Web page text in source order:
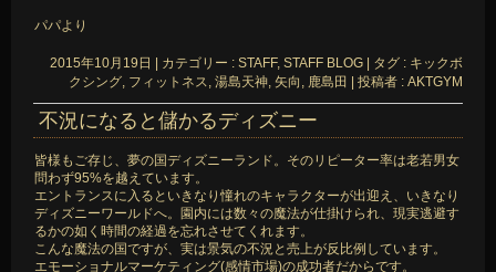
パパより
2015年10月19日 | カテゴリー : STAFF, STAFF BLOG | タグ : キックボ
クシング, フィットネス, 湯島天神, 矢向 , 鹿島田 | 投稿者 : AKTGYM
不況になると儲かるディズニー
皆様もご存じ、夢の国ディズニーランド。そのリピーター率は老若男女
問わず95%を越えています。
エントランスに入るといきなり憧れのキャラクターが出迎え、いきなり
ディズニーワールドへ。園内には数々の魔法が仕掛けられ、現実逃避す
るかの如く時間の経過を忘れさせてくれます。
こんな魔法の国ですが、実は景気の不況と売上が反比例しています。
エモーショナルマーケティング(感情市場)の成功者だからです。